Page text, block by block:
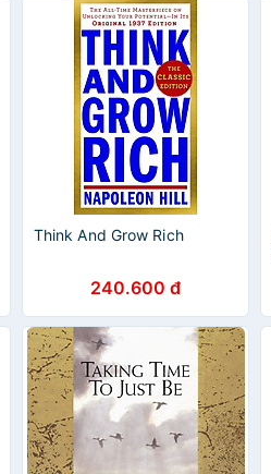
Think And Grow Rich
240.600 đ